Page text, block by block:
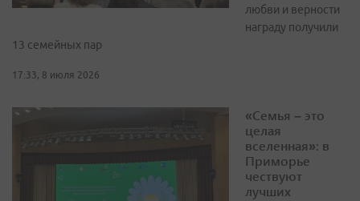
любви и верности
награду получили
13 семейных пар
17:33, 8 июля 2026
«Семья – это
целая
вселенная»: в
Приморье
чествуют
лучших